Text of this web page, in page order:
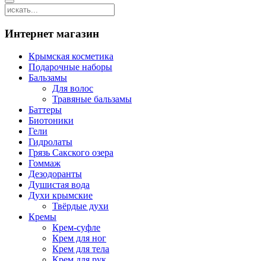
Интернет магазин
Крымская косметика
Подарочные наборы
Бальзамы
Для волос
Травяные бальзамы
Баттеры
Биотоники
Гели
Гидролаты
Грязь Сакского озера
Гоммаж
Дезодоранты
Душистая вода
Духи крымские
Твёрдые духи
Кремы
Крем-суфле
Крем для ног
Крем для тела